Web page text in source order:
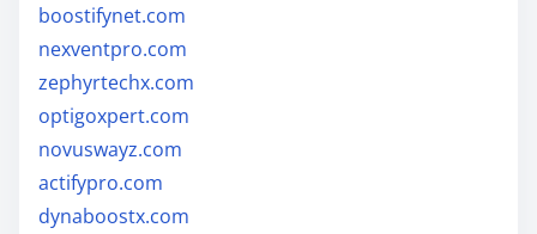
boostifynet.com
nexventpro.com
zephyrtechx.com
optigoxpert.com
novuswayz.com
actifypro.com
dynaboostx.com